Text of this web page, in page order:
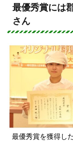
e
c
k
最優秀賞には
さん
最優秀賞を獲得し